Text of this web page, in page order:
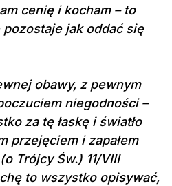
cenię i kocham – to
jak oddać się
obawy, z pewnym
niegodności –
za tę łaskę i światło
przejęciem i zapałem
Trójcy Św.) 11/VIII
to wszystko opisywać,